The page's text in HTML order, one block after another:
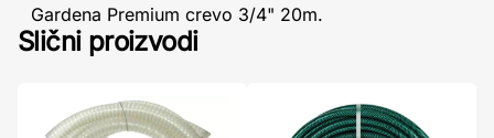
Gardena Premium crevo 3/4" 20m.
Slični proizvodi